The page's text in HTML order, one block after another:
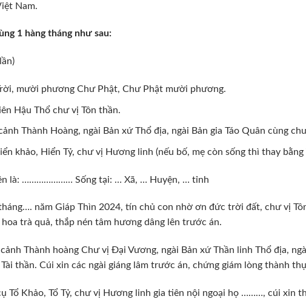
Nam.
1 hàng tháng như sau:
mười phương Chư Phật, Chư Phật mười phương.
Hậu Thổ chư vị Tôn thần.
Thành Hoàng, ngài Bản xứ Thổ địa, ngài Bản gia Táo Quân cùng
khảo, Hiển Tỷ, chư vị Hương linh (nếu bố, mẹ còn sống thì thay bằng
là: ………………… Sống tại: … Xã, … Huyện, … tỉnh
năm Giáp Thìn 2024, tín chủ con nhờ ơn đức trời đất, chư vị
trà quả, thắp nén tâm hương dâng lên trước án.
Thành hoàng Chư vị Đại Vương, ngài Bản xứ Thần linh Thổ địa,
thần. Cúi xin các ngài giáng lâm trước án, chứng giám lòng thành
Tổ Khảo, Tổ Tỷ, chư vị Hương linh gia tiên nội ngoại họ ………, cúi xin